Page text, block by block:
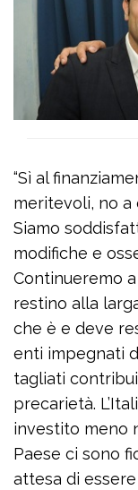
“Sì al
meritevoli, no a
Siamo
modifiche e
Continueremo
restino alla
che è e deve
enti impegnati
tagliati
precarietà.
investito meno
Paese ci sono
attesa di